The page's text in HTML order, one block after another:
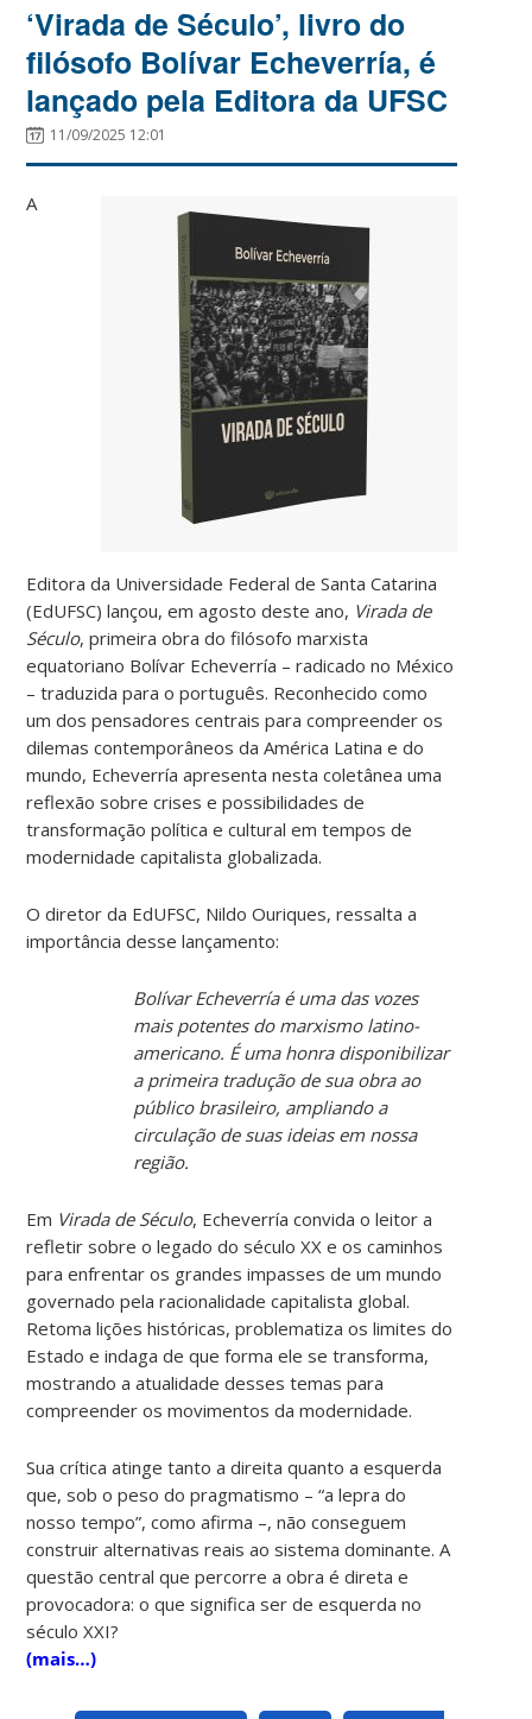
‘Virada de Século’, livro do
filósofo Bolívar Echeverría, é
lançado pela Editora da UFSC
11/09/2025 12:01
A
Editora da Universidade Federal de Santa Catarina
(EdUFSC) lançou, em agosto deste ano, Virada de
Século, primeira obra do filósofo marxista
equatoriano Bolívar Echeverría – radicado no México
– traduzida para o português. Reconhecido como
um dos pensadores centrais para compreender os
dilemas contemporâneos da América Latina e do
mundo, Echeverría apresenta nesta coletânea uma
reflexão sobre crises e possibilidades de
transformação política e cultural em tempos de
modernidade capitalista globalizada.
O diretor da EdUFSC, Nildo Ouriques, ressalta a
importância desse lançamento:
Bolívar Echeverría é uma das vozes
mais potentes do marxismo latino-
americano. É uma honra disponibilizar
a primeira tradução de sua obra ao
público brasileiro, ampliando a
circulação de suas ideias em nossa
região.
Em Virada de Século, Echeverría convida o leitor a
refletir sobre o legado do século XX e os caminhos
para enfrentar os grandes impasses de um mundo
governado pela racionalidade capitalista global.
Retoma lições históricas, problematiza os limites do
Estado e indaga de que forma ele se transforma,
mostrando a atualidade desses temas para
compreender os movimentos da modernidade.
Sua crítica atinge tanto a direita quanto a esquerda
que, sob o peso do pragmatismo – “a lepra do
nosso tempo”, como afirma –, não conseguem
construir alternativas reais ao sistema dominante. A
questão central que percorre a obra é direta e
provocadora: o que significa ser de esquerda no
século XXI?
(mais…)